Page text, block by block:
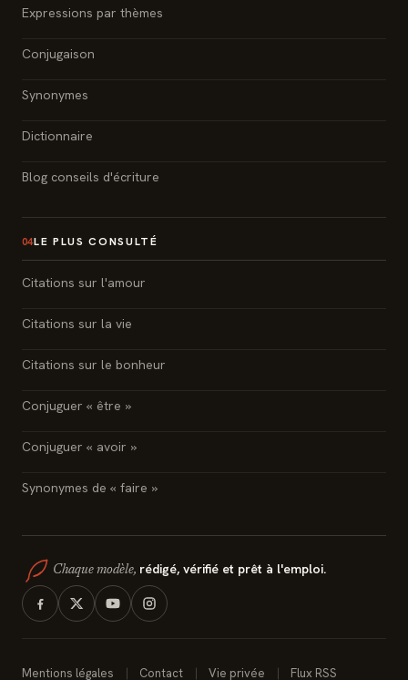
Expressions par thèmes
Conjugaison
Synonymes
Dictionnaire
Blog conseils d'écriture
04LE PLUS CONSULTÉ
Citations sur l'amour
Citations sur la vie
Citations sur le bonheur
Conjuguer « être »
Conjuguer « avoir »
Synonymes de « faire »
Chaque modèle, rédigé, vérifié et prêt à l'emploi.
Mentions légales Contact Vie privée Flux RSS